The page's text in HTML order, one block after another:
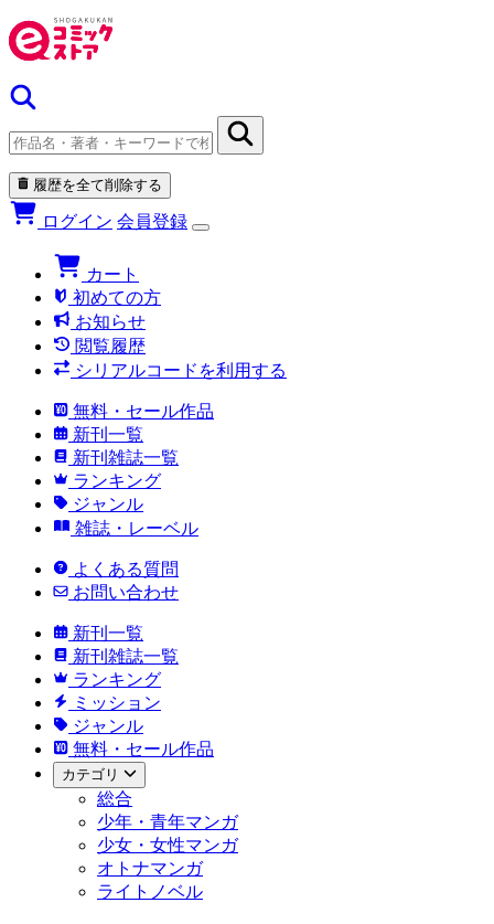
履歴を全て削除する
ログイン 会員登録
カート
初めての方
お知らせ
閲覧履歴
シリアルコードを利用する
無料・セール作品
新刊一覧
新刊雑誌一覧
ランキング
ジャンル
雑誌・レーベル
よくある質問
お問い合わせ
新刊一覧
新刊雑誌一覧
ランキング
ミッション
ジャンル
無料・セール作品
カテゴリ
総合
少年・青年マンガ
少女・女性マンガ
オトナマンガ
ライトノベル